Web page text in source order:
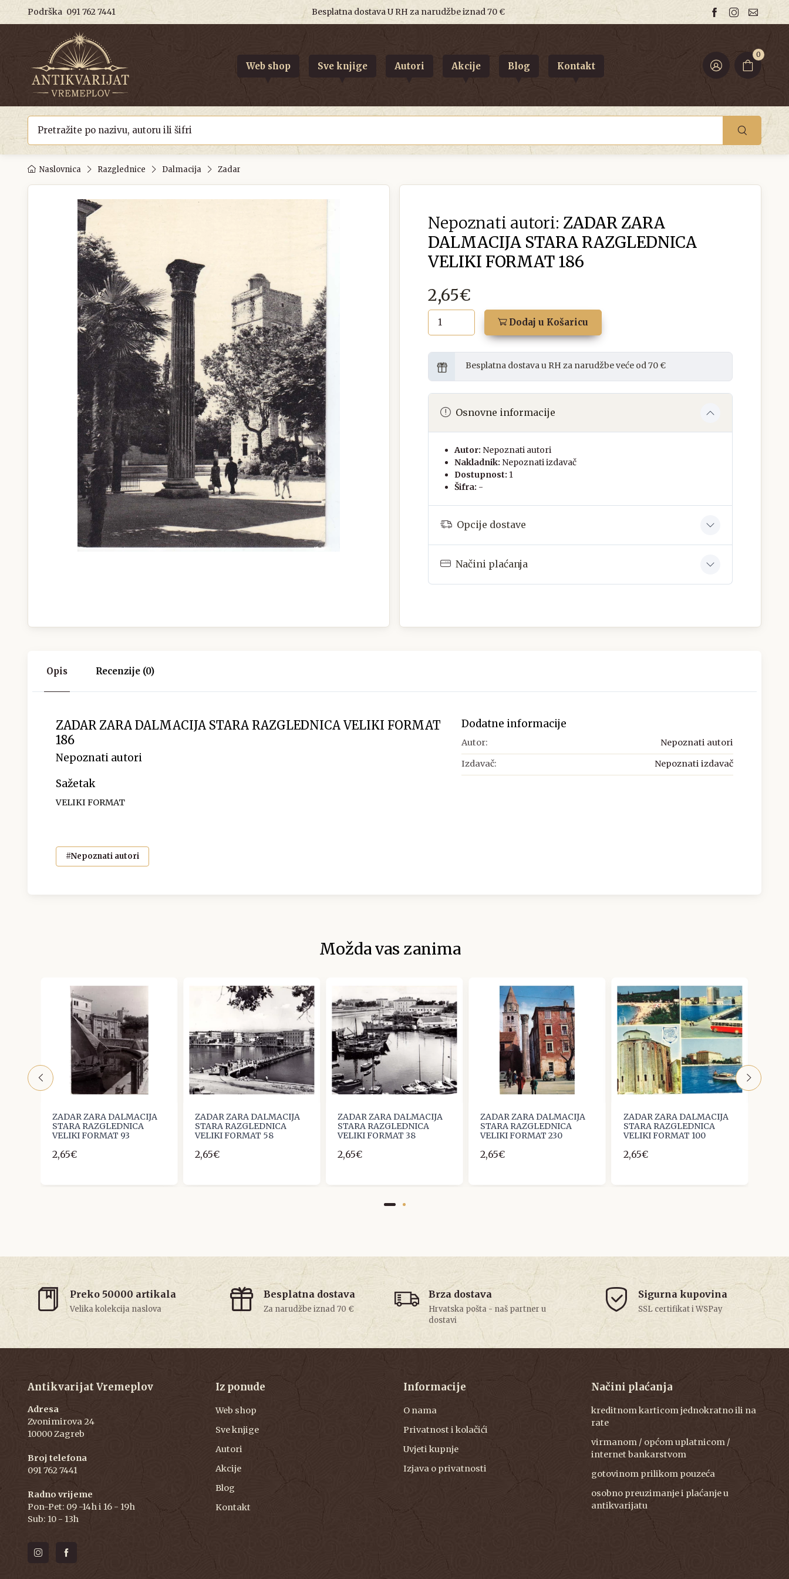
Podrška 091 762 7441 Besplatna dostava U RH za narudžbe iznad 70 €
0
Web shop Sve knjige Autori Akcije Blog Kontakt
Naslovnica Razglednice Dalmacija Zadar
Nepoznati autori: ZADAR ZARA
DALMACIJA STARA RAZGLEDNICA
VELIKI FORMAT 186
2,65€
Dodaj u Košaricu
Besplatna dostava u RH za narudžbe veće od 70 €
Osnovne informacije
Autor: Nepoznati autori
Nakladnik: Nepoznati izdavač
Dostupnost: 1
Šifra: -
Opcije dostave
Načini plaćanja
Opis Recenzije (0)
ZADAR ZARA DALMACIJA STARA RAZGLEDNICA VELIKI FORMAT
186
Nepoznati autori
Sažetak
VELIKI FORMAT
#Nepoznati autori
Dodatne informacije
Autor: Nepoznati autori
Izdavač: Nepoznati izdavač
Možda vas zanima
ZADAR ZARA DALMACIJA
STARA RAZGLEDNICA
VELIKI FORMAT 93
2,65€
ZADAR ZARA DALMACIJA
STARA RAZGLEDNICA
VELIKI FORMAT 58
2,65€
ZADAR ZARA DALMACIJA
STARA RAZGLEDNICA
VELIKI FORMAT 38
2,65€
ZADAR ZARA DALMACIJA
STARA RAZGLEDNICA
VELIKI FORMAT 230
2,65€
ZADAR ZARA DALMACIJA
STARA RAZGLEDNICA
VELIKI FORMAT 100
2,65€
Preko 50000 artikala
Velika kolekcija naslova
Besplatna dostava
Za narudžbe iznad 70 €
Brza dostava
Hrvatska pošta - naš partner u
dostavi
Sigurna kupovina
SSL certifikat i WSPay
Antikvarijat Vremeplov
Adresa
Zvonimirova 24
10000 Zagreb
Broj telefona
091 762 7441
Radno vrijeme
Pon-Pet: 09 -14h i 16 - 19h
Sub: 10 - 13h
Iz ponude
Web shop
Sve knjige
Autori
Akcije
Blog
Kontakt
Informacije
O nama
Privatnost i kolačići
Uvjeti kupnje
Izjava o privatnosti
Načini plaćanja
kreditnom karticom jednokratno ili na
rate
virmanom / općom uplatnicom /
internet bankarstvom
gotovinom prilikom pouzeća
osobno preuzimanje i plaćanje u
antikvarijatu